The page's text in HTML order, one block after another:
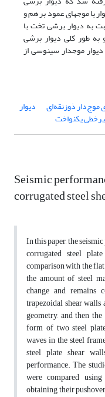
با موج­های عمود بر هم و
به دیوار برشی تخت با
به طور کلی دیوار برشی
موجدار سینوسی از
موج‌دار ذوزنقه‌ای دیوار
یکنواخت
Seismic
corrugated steel
In this paper, the
corrugated steel
comparison with the
the amount of steel
change and
trapezoidal shear
geometry, and then
form of two steel
waves in the steel
steel plate shear
performance. The
were compared
obtaining their